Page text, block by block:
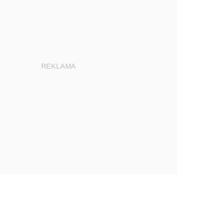
REKLAMA